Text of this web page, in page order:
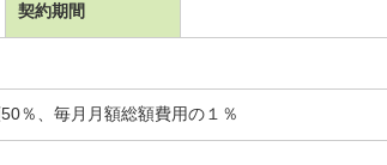
契約期間
％、毎月月額総額費用の１％